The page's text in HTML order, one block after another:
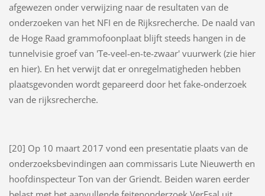
afgewezen onder verwijzing naar de resultaten van de
onderzoeken van het NFI en de Rijksrecherche. De naald van
de Hoge Raad grammofoonplaat blijft steeds hangen in de
tunnelvisie groef van 'Te-veel-en-te-zwaar' vuurwerk (zie hier
en hier). En het verwijt dat er onregelmatigheden hebben
plaatsgevonden wordt gepareerd door het fake-onderzoek
van de rijksrecherche.
[20] Op 10 maart 2017 vond een presentatie plaats van de
onderzoeksbevindingen aan commissaris Lute Nieuwerth en
hoofdinspecteur Ton van der Griendt. Beiden waren eerder